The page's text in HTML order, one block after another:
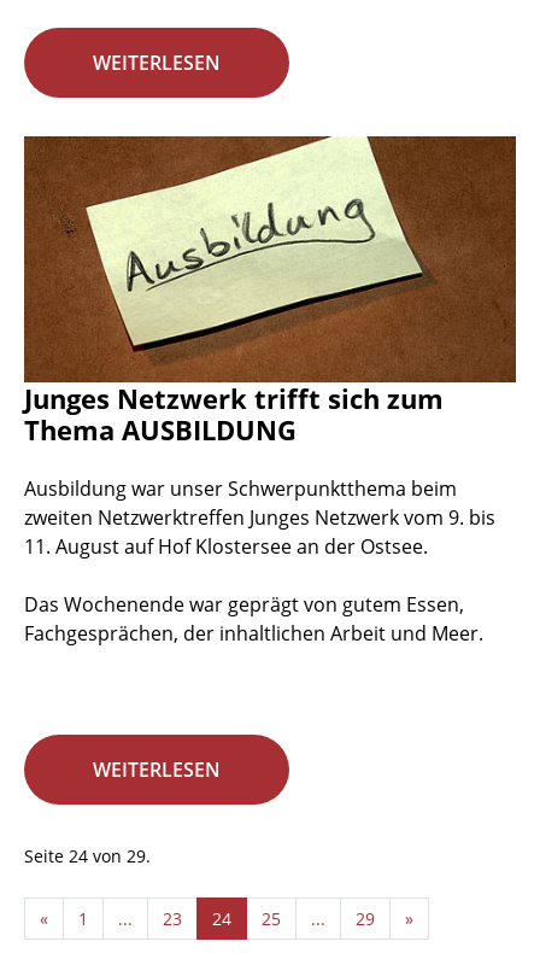
WEITERLESEN
Junges Netzwerk trifft sich zum
Thema AUSBILDUNG
Ausbildung war unser Schwerpunktthema beim
zweiten Netzwerktreffen Junges Netzwerk vom 9. bis
11. August auf Hof Klostersee an der Ostsee.
Das Wochenende war geprägt von gutem Essen,
Fachgesprächen, der inhaltlichen Arbeit und Meer.
WEITERLESEN
Seite 24 von 29.
« 1 ... 23 24 25 ... 29 »